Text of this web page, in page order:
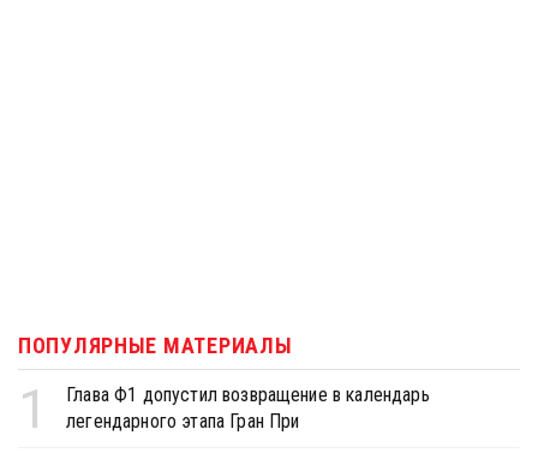
ПОПУЛЯРНЫЕ МАТЕРИАЛЫ
1
Глава Ф1 допустил возвращение в календарь
легендарного этапа Гран При